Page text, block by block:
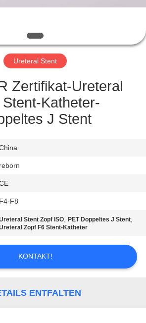
Ureteral Stent
Zertifikat-Ureteral
Katheter-
J Stent
reborn
F4-F8
Stent Zopf ISO,PET Doppeltes J Stent,
Zopf F6 Stent-Katheter
KONTAKT!
ENTFALTEN